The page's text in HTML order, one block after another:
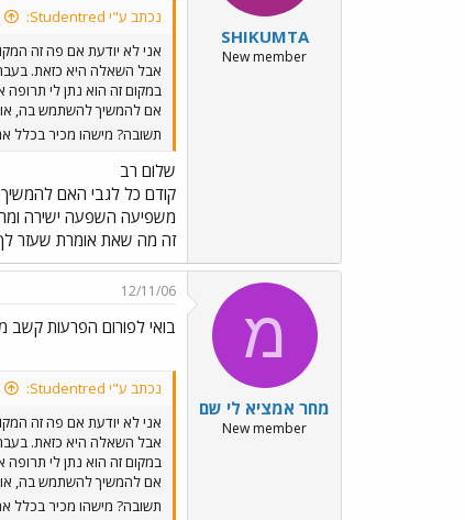
SHIKUMTA
New member
נכתב ע"י Studentred:
אני לא יודעת אם פה זה
אבל השאלה היא כזאת.
במקום זה הוא נתן לי תרופה
אם להמשיך להשתמש בה,
תשובה? מישהו מכיר בכלל
שלום רב
קודם כל לגבי האם להמשיך
משפיעה השפעה ישירה
זה מה שאת אומרת שעזר
מ
מחר אמציא לי שם
New member
12/11/06
בואי לפורום הפרעות קשב
נכתב ע"י Studentred:
אני לא יודעת אם פה זה
אבל השאלה היא כזאת.
במקום זה הוא נתן לי תרופה
אם להמשיך להשתמש בה,
תשובה? מישהו מכיר בכלל